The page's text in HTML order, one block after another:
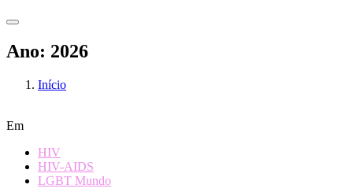
Ano: 2026
Início
Em
HIV
HIV-AIDS
LGBT Mundo